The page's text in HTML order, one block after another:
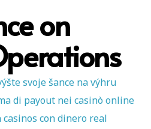
on
svoje šance na výhru
di payout nei casinò online
con dinero real